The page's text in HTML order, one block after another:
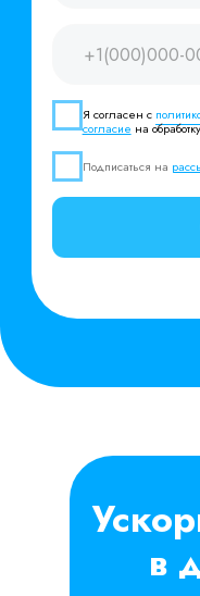
в
Виды деятельности в области
технологий: 1.01, 2.01
принадлежит ООО “Поток”
ООО “Поток” применяет
127299, г. Москва, вн.тер.г.
Коптево, ул. Клары Цеткин, д.
Политика конфиденциальности
Описание функциональных
Инструкция по установке и
Руководство пользователя
Пошаговая инструкция
аккредитованных организаций,
деятельность в области
для ЭВМ «Поток»